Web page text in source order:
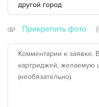
другой город
В пределах Москвы
за пределами МКАД
другой город
Прикрепить фото